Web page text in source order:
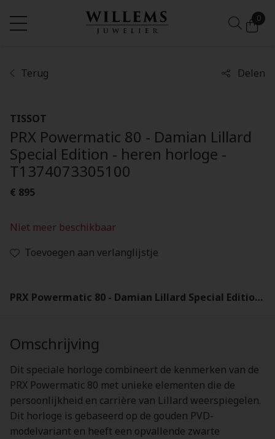
0
Terug Delen
TISSOT
PRX Powermatic 80 - Damian Lillard
Special Edition - heren horloge -
T1374073305100
€ 895
Niet meer beschikbaar
Toevoegen aan verlanglijstje
PRX Powermatic 80 - Damian Lillard Special Edition - heren horloge - T1374073305100
Omschrijving
Dit speciale horloge combineert de kenmerken van de
PRX Powermatic 80 met unieke elementen die de
persoonlijkheid en carrière van Lillard weerspiegelen.
Dit horloge is gebaseerd op de gouden PVD-
modelvariant en heeft een opvallende zwarte